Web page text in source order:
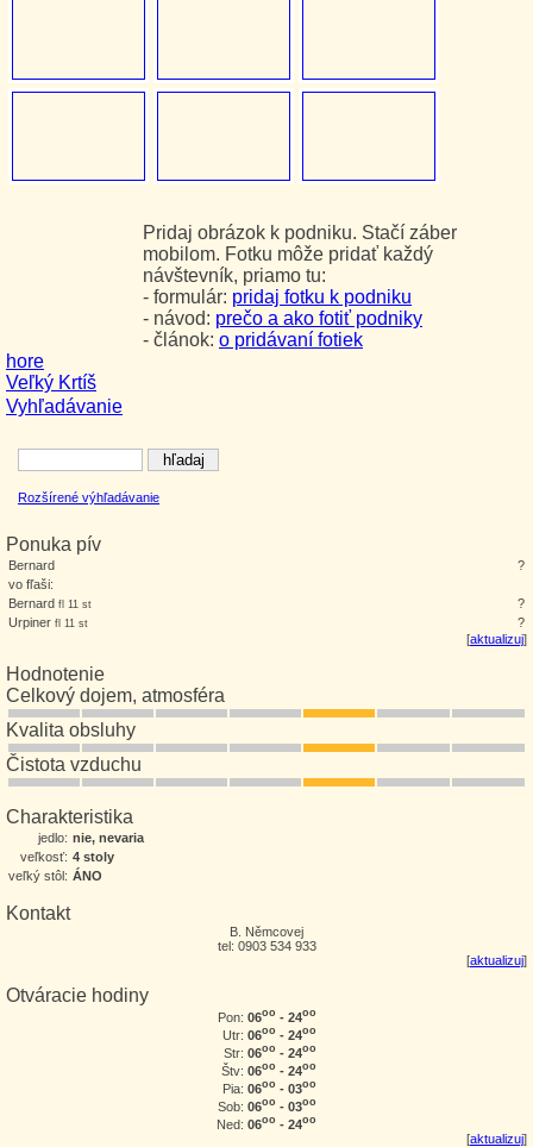
Vyhľadávanie
Rozšírené výhľadávanie
Ponuka pív
Bernard
?
vo fľaši:
Bernard fl 11 st
?
Urpiner fl 11 st
?
[aktualizuj]
Hodnotenie
Celkový dojem, atmosféra
Kvalita obsluhy
Čistota vzduchu
Charakteristika
jedlo: nie, nevaria
veľkosť: 4 stoly
veľký stôl: ÁNO
Kontakt
B. Němcovej
tel: 0903 534 933
[aktualizuj]
Otváracie hodiny
Pon: 06oo - 24oo
Utr: 06oo - 24oo
Str: 06oo - 24oo
Štv: 06oo - 24oo
Pia: 06oo - 03oo
Sob: 06oo - 03oo
Ned: 06oo - 24oo
[aktualizuj]
Pridaj obrázok k podniku. Stačí záber
mobilom. Fotku môže pridať každý
návštevník, priamo tu:
- formulár: pridaj fotku k podniku
- návod: prečo a ako fotiť podniky
- článok: o pridávaní fotiek
hore
Veľký Krtíš